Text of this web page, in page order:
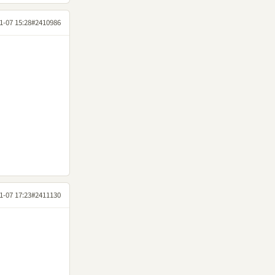
07 15:28#2410986
07 17:23#2411130